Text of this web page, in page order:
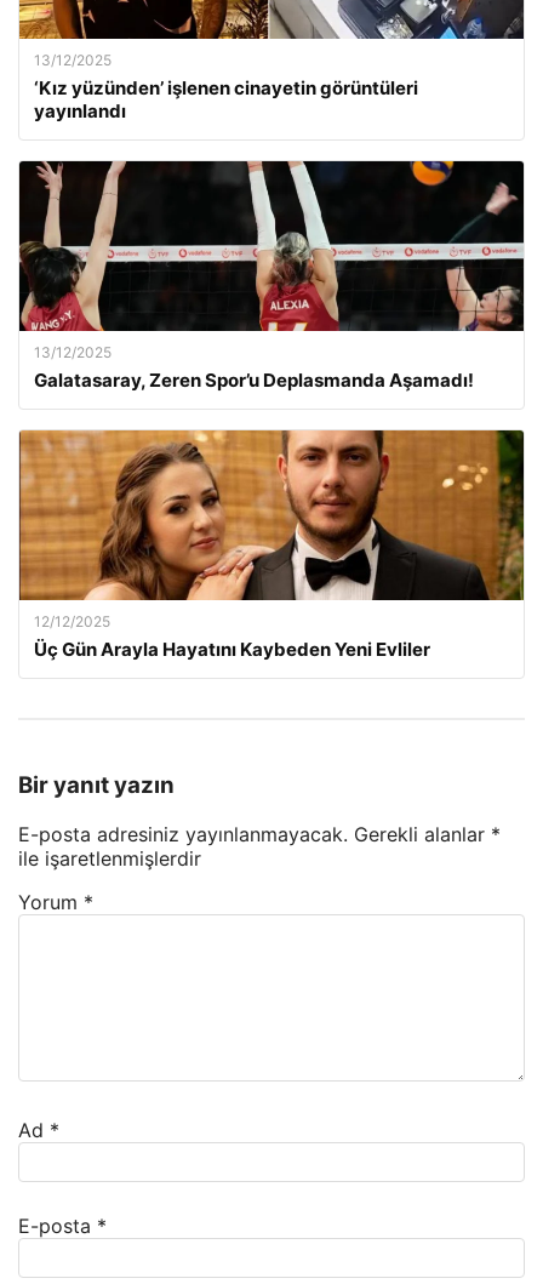
13/12/2025
‘Kız yüzünden’ işlenen cinayetin görüntüleri
yayınlandı
13/12/2025
Galatasaray, Zeren Spor’u Deplasmanda Aşamadı!
12/12/2025
Üç Gün Arayla Hayatını Kaybeden Yeni Evliler
Bir yanıt yazın
E-posta adresiniz yayınlanmayacak. Gerekli alanlar *
ile işaretlenmişlerdir
Yorum *
Ad *
E-posta *